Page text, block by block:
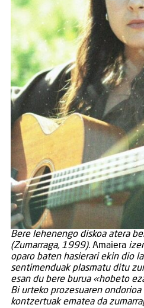
Bere lehenengo diskoa atera
(Zumarraga, 1999). Amaiera
oparo baten hasierari ekin dio
sentimenduak plasmatu ditu
esan du bere burua «hobeto
Bi urteko prozesuaren ondorioa
kontzertuak ematea da